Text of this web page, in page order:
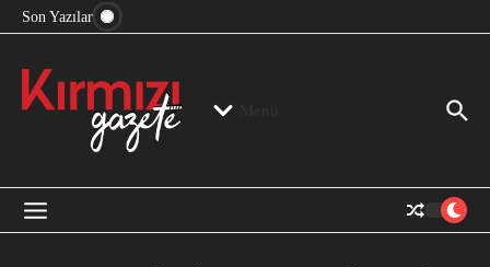
İçeriğe atla
Son Yazılar
“Mutlak Butlan” ve Bir Kez Daha Rejimin “Kendinden